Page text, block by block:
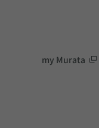
my Murata